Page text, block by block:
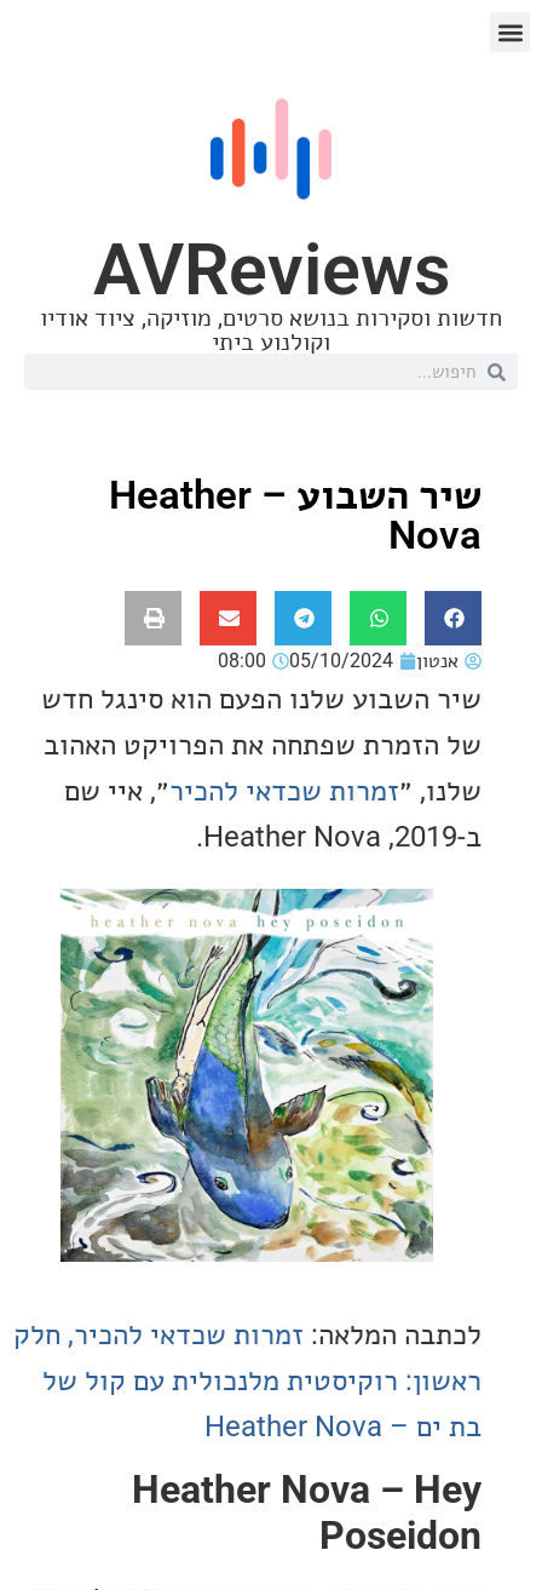
בנושא סרטים, מוזיקה, ציוד אודיו
וקולנוע ביתי
שיר השבוע – Heather
05/10/2024
08:00
שלנו הפעם הוא סינגל חדש
שפתחה את הפרויקט האהוב
זמרות שכדאי להכיר״, איי שם
המלאה:זמרות שכדאי להכיר, חלק
רוקיסטית מלנכולית עם קול של
Heather Nova –